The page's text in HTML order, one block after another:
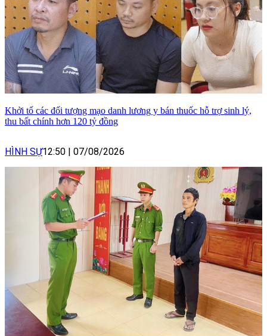
Khởi tố các đối tượng mạo danh lương y bán thuốc hỗ trợ sinh lý,
thu bất chính hơn 120 tỷ đồng
HÌNH SỰ12:50 | 07/08/2026